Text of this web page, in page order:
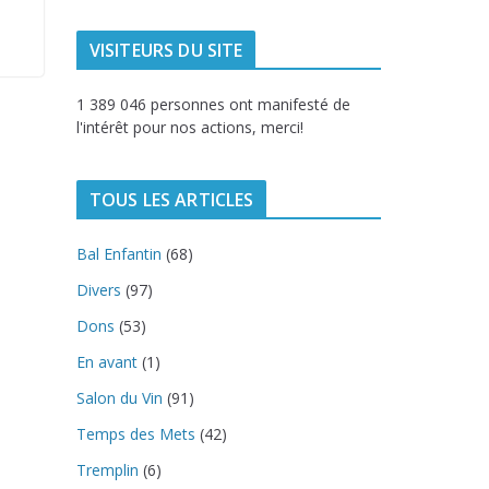
VISITEURS DU SITE
1 389 046 personnes ont manifesté de
l'intérêt pour nos actions, merci!
TOUS LES ARTICLES
Bal Enfantin (68)
Divers (97)
Dons (53)
En avant(1)
Salon du Vin (91)
Temps des Mets (42)
Tremplin (6)